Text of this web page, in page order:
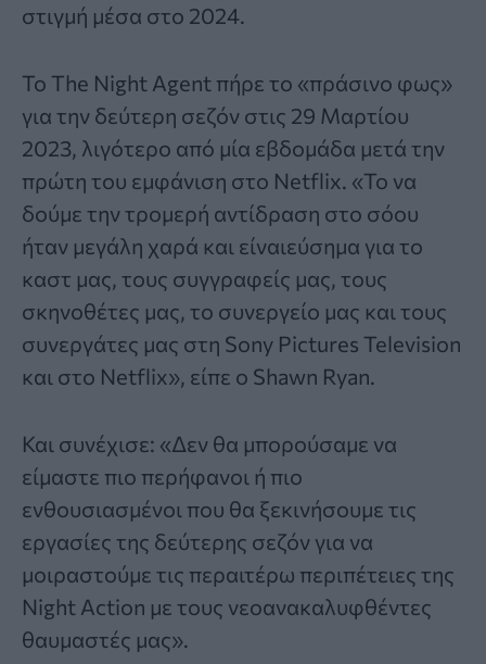
στιγμή μέσα στο 2024.
Το The Night Agent πήρε το «πράσινο φως»
για την δεύτερη σεζόν στις 29 Μαρτίου
2023, λιγότερο από μία εβδομάδα μετά την
πρώτη του εμφάνιση στο Netflix. «Το να
δούμε την τρομερή αντίδραση στο σόου
ήταν μεγάλη χαρά και είναιεύσημα για το
καστ μας, τους συγγραφείς μας, τους
σκηνοθέτες μας, το συνεργείο μας και τους
συνεργάτες μας στη Sony Pictures Television
και στο Netflix», είπε ο Shawn Ryan.
Και συνέχισε: «Δεν θα μπορούσαμε να
είμαστε πιο περήφανοι ή πιο
ενθουσιασμένοι που θα ξεκινήσουμε τις
εργασίες της δεύτερης σεζόν για να
μοιραστούμε τις περαιτέρω περιπέτειες της
Night Action με τους νεοανακαλυφθέντες
θαυμαστές μας».